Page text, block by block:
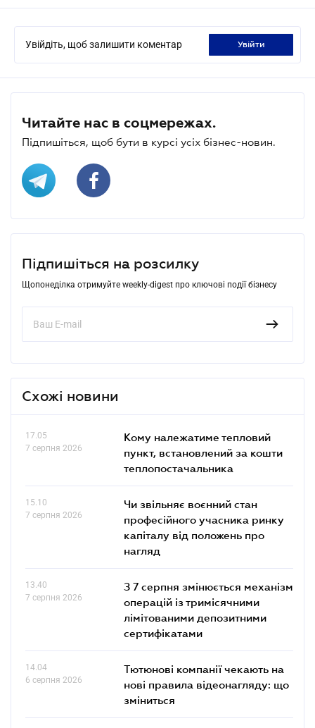
Увійдіть, щоб залишити коментар увійти
Читайте нас в соцмережах.
Підпишіться, щоб бути в курсі усіх бізнес-новин.
Підпишіться на розсилку
Щопонеділка отримуйте weekly-digest про ключові події бізнесу
Схожі новини
17.05
7 серпня 2026
Кому належатиме тепловий
пункт, встановлений за кошти
теплопостачальника
15.10
7 серпня 2026
Чи звільняє воєнний стан
професійного учасника ринку
капіталу від положень про
нагляд
13.40
7 серпня 2026
З 7 серпня змінюється механізм
операцій із тримісячними
лімітованими депозитними
сертифікатами
14.04
6 серпня 2026
Тютюнові компанії чекають на
нові правила відеонагляду: що
зміниться